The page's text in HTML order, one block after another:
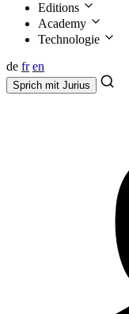
Editions
Academy
Technologie
de fr en
Sprich mit Jurius